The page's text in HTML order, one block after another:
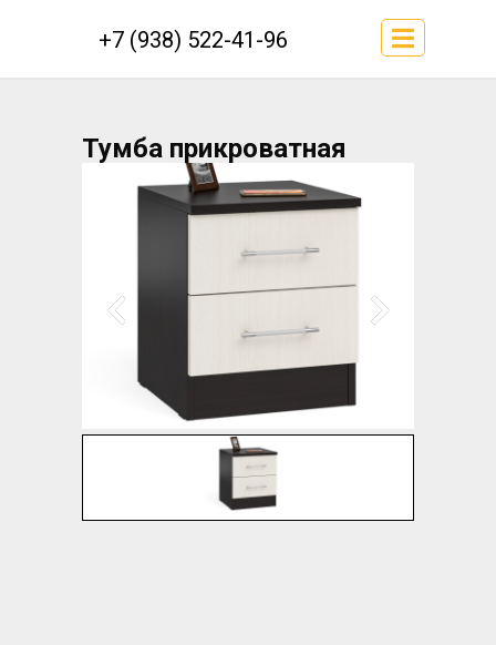
+7 (938) 522-41-96
Тумба прикроватная
Фиеста